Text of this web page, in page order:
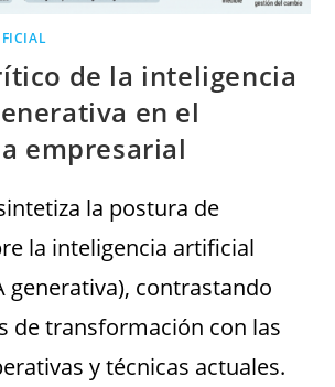
de la inteligencia
en el
empresarial
la postura de
la inteligencia artificial
generativa), contrastando
de transformación con las
y técnicas actuales.